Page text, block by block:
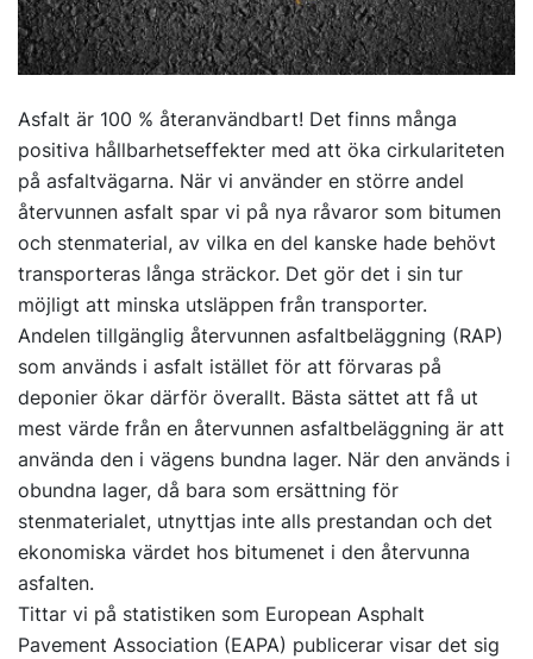
Asfalt är 100 % återanvändbart! Det finns många
positiva hållbarhetseffekter med att öka cirkulariteten
på asfaltvägarna. När vi använder en större andel
återvunnen asfalt spar vi på nya råvaror som bitumen
och stenmaterial, av vilka en del kanske hade behövt
transporteras långa sträckor. Det gör det i sin tur
möjligt att minska utsläppen från transporter.
Andelen tillgänglig återvunnen asfaltbeläggning (RAP)
som används i asfalt istället för att förvaras på
deponier ökar därför överallt. Bästa sättet att få ut
mest värde från en återvunnen asfaltbeläggning är att
använda den i vägens bundna lager. När den används i
obundna lager, då bara som ersättning för
stenmaterialet, utnyttjas inte alls prestandan och det
ekonomiska värdet hos bitumenet i den återvunna
asfalten.
Tittar vi på statistiken som European Asphalt
Pavement Association (EAPA) publicerar visar det sig